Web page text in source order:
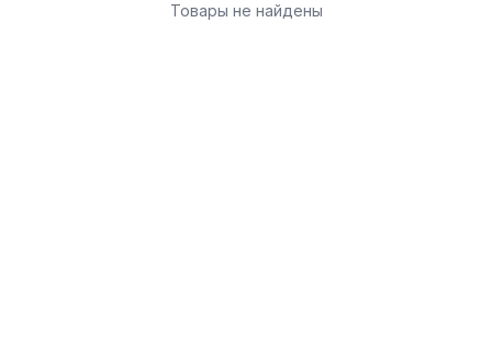
Товары не найдены